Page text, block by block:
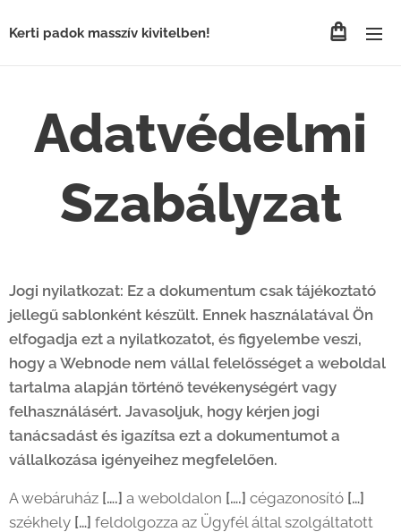
Kerti padok masszív kivitelben!
Adatvédelmi
Szabályzat
Jogi nyilatkozat: Ez a dokumentum csak tájékoztató
jellegű sablonként készült. Ennek használatával Ön
elfogadja ezt a nyilatkozatot, és figyelembe veszi,
hogy a Webnode nem vállal felelősséget a weboldal
tartalma alapján történő tevékenységért vagy
felhasználásért. Javasoljuk, hogy kérjen jogi
tanácsadást és igazítsa ezt a dokumentumot a
vállalkozása igényeihez megfelelően.
A webáruház [….] a weboldalon [….] cégazonosító […]
székhely […] feldolgozza az Ügyfél által szolgáltatott